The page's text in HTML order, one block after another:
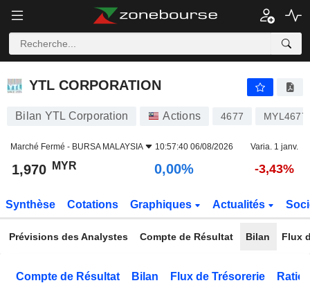
YTL CORPORATION
YTL CORPORATION
Bilan YTL Corporation Actions 4677
Marché Fermé - BURSA MALAYSIA 10:57:40 06/08/2026 Varia. 1 janv.
1,970 MYR 0,00% -3,43%
Synthèse Cotations Graphiques Actualités
Prévisions des Analystes Compte de Résultat Bilan Flux
Compte de Résultat Bilan Flux de Trésorerie